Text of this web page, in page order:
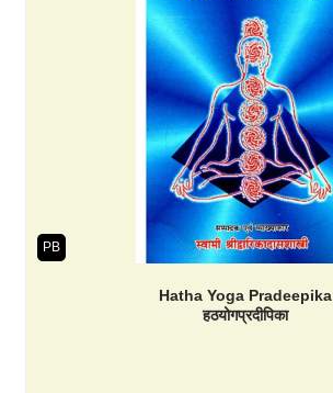
PB
Hatha Yoga Pradeepika
हठयोगप्रदीपिका